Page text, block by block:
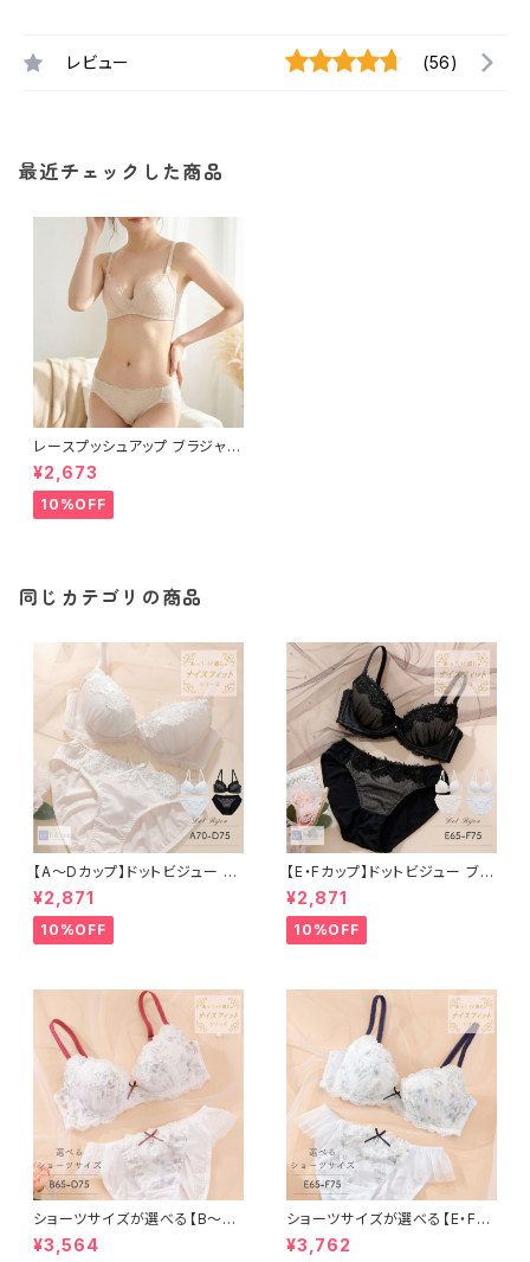
レビュー (56)
最近チェックした商品
レースプッシュアップ ブラジャー
＆ショーツセット【アイボリー】
¥2,673
10%OFF
同じカテゴリの商品
【A〜Dカップ】ドットビジュー ブ
ラ＆ショーツ
¥2,871
10%OFF
【E・Fカップ】ドットビジュー ブラ
＆ショーツ
¥2,871
10%OFF
ショーツサイズが選べる【B〜D】
セレナーデ ブラ＆ショーツ
¥3,564
ショーツサイズが選べる【E・F】
セレナーデ ブラ＆ショーツセット
¥3,762